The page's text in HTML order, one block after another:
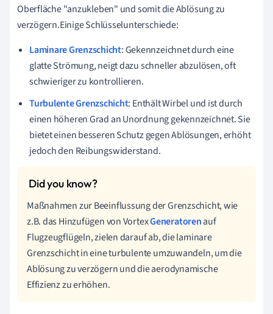
Oberfläche "anzukleben" und somit die Ablösung zu
verzögern.Einige Schlüsselunterschiede:
Laminare Grenzschicht: Gekennzeichnet durch eine
glatte Strömung, neigt dazu schneller abzulösen, oft
schwieriger zu kontrollieren.
Turbulente Grenzschicht: Enthält Wirbel und ist durch
einen höheren Grad an Unordnung gekennzeichnet. Sie
bietet einen besseren Schutz gegen Ablösungen, erhöht
jedoch den Reibungswiderstand.
Maßnahmen zur Beeinflussung der Grenzschicht, wie
z.B. das Hinzufügen von VortexGeneratorenauf
Flugzeugflügeln, zielen darauf ab, die laminare
Grenzschicht in eine turbulente umzuwandeln, um die
Ablösung zu verzögern und die aerodynamische
Effizienz zu erhöhen.